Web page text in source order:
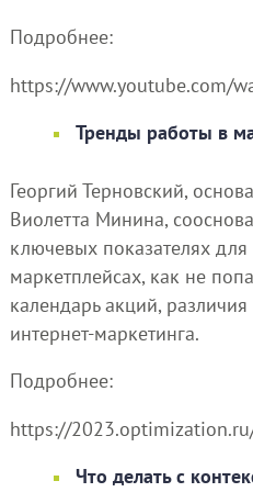
Подробнее:
https://www.youtube.com/
Тренды работы в
Георгий Терновский,
Виолетта Минина,
ключевых показателях для
маркетплейсах, как не
календарь акций,
интернет-маркетинга.
Подробнее:
https://
Что делать с